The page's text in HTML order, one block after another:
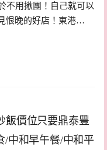
不用揪團！自己就可以
恨晚的好店！東港…
飯價位只要鼎泰豐
/中和早午餐/中和平